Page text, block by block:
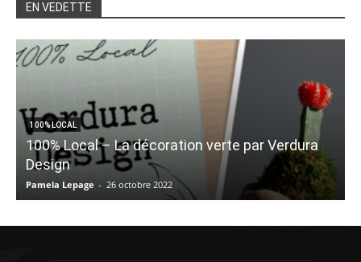
EN VEDETTE
100% LOCAL
100% Local – La décoration verte par Verdura
Design
Pamela Lepage - 26 octobre 2022